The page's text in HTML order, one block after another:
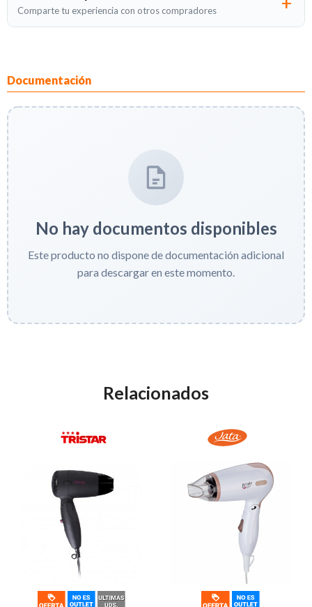
Comparte tu experiencia con otros compradores
Documentación
No hay documentos disponibles
Este producto no dispone de documentación adicional
para descargar en este momento.
Relacionados